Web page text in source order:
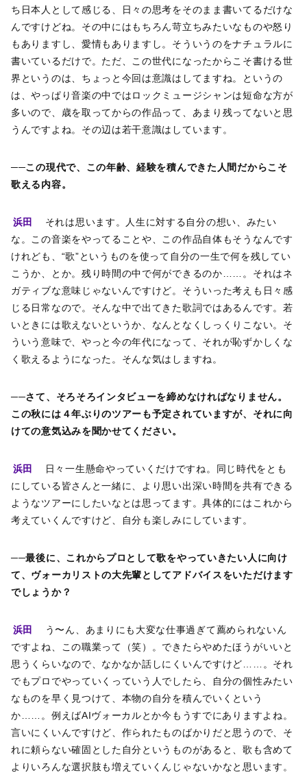
ち日本人として感じる、日々の思考をそのまま書いてるだけな
んですけどね。その中にはもちろん苛立ちみたいなものや怒り
もありますし、愛情もありますし。そういうのをナチュラルに
書いているだけで。ただ、この世代になったからこそ書ける世
界というのは、ちょっと今回は意識はしてますね。というの
は、やっぱり音楽の中ではロックミュージシャンは短命な方が
多いので、歳を取ってからの作品って、あまり残ってないと思
うんですよね。その辺は若干意識はしています。
──この現代で、この年齢、経験を積んできた人間だからこそ
歌える内容。
浜田
それは思います。人生に対する自分の想い、みたい
な。この音楽をやってることや、この作品自体もそうなんです
けれども、“歌”というものを使って自分の一生で何を残してい
こうか、とか。残り時間の中で何ができるのか……。それはネ
ガティブな意味じゃないんですけど。そういった考えも日々感
じる日常なので。そんな中で出てきた歌詞ではあるんです。若
いときには歌えないというか、なんとなくしっくりこない。そ
ういう意味で、やっと今の年代になって、それが恥ずかしくな
く歌えるようになった。そんな気はしますね。
──さて、そろそろインタビューを締めなければなりません。
この秋には４年ぶりのツアーも予定されていますが、それに向
けての意気込みを聞かせてください。
浜田
日々一生懸命やっていくだけですね。同じ時代をとも
にしている皆さんと一緒に、より思い出深い時間を共有できる
ようなツアーにしたいなとは思ってます。具体的にはこれから
考えていくんですけど、自分も楽しみにしています。
──最後に、これからプロとして歌をやっていきたい人に向け
て、ヴォーカリストの大先輩としてアドバイスをいただけます
でしょうか？
浜田
う〜ん、あまりにも大変な仕事過ぎて薦められないん
ですよね、この職業って（笑）。できたらやめたほうがいいと
思うくらいなので、なかなか話しにくいんですけど……。それ
でもプロでやっていくっていう人でしたら、自分の個性みたい
なものを早く見つけて、本物の自分を積んでいくという
か……。例えばAIヴォーカルとか今もうすでにありますよね。
言いにくいんですけど、作られたものばかりだと思うので、そ
れに頼らない確固とした自分というものがあると、歌も含めて
よりいろんな選択肢も増えていくんじゃないかなと思います。